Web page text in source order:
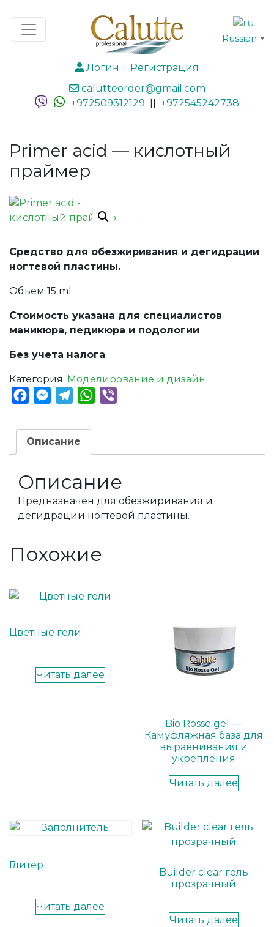
Логин
Регистрация
calutteorder@gmail.com
+972509312129
+972545242738
Russian ▼
Primer acid — кислотный
праймер
Средство для обезжиривания и дегидрации
ногтевой пластины.
Объем 15 ml
Стоимость указана для специалистов
маникюра, педикюра и подологии
Без учета налога
Категория: Моделирование и дизайн
FacebookMessenger
TelegramWhatsApp
Описание
Описание
Предназначен для обезжиривания и
дегидрации ногтевой пластины.
Похожие
Цветные гели
Читать далее
Bio Rosse gel —
Камуфляжная база для
выравнивания и
укрепления
Читать далее
Глитер
Читать далее
Builder clear гель
прозрачный
Читать далее